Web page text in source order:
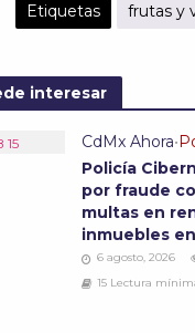
Etiquetas frutas y
interesar
CdMx Ahora•
Policía
por fraude
multas en
inmuebles
6 agosto, 2026
15 Lectura